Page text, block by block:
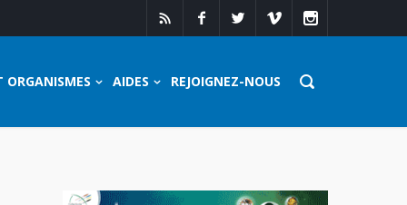
ORGANISMES AIDES REJOIGNEZ-NOUS